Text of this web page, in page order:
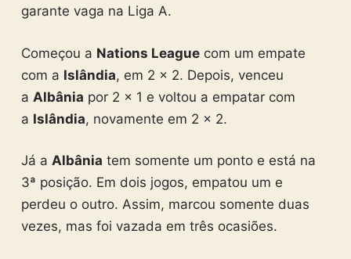
garante vaga na Liga A.
Começou a Nations Leaguecom um empate
com a Islândia, em 2 x 2. Depois, venceu
a Albânia por 2 x 1 e voltou a empatar com
a Islândia, novamente em 2 x 2.
Já a Albânia tem somente um ponto e está na
3ª posição. Em dois jogos, empatou um e
perdeu o outro. Assim, marcou somente duas
vezes, mas foi vazada em três ocasiões.